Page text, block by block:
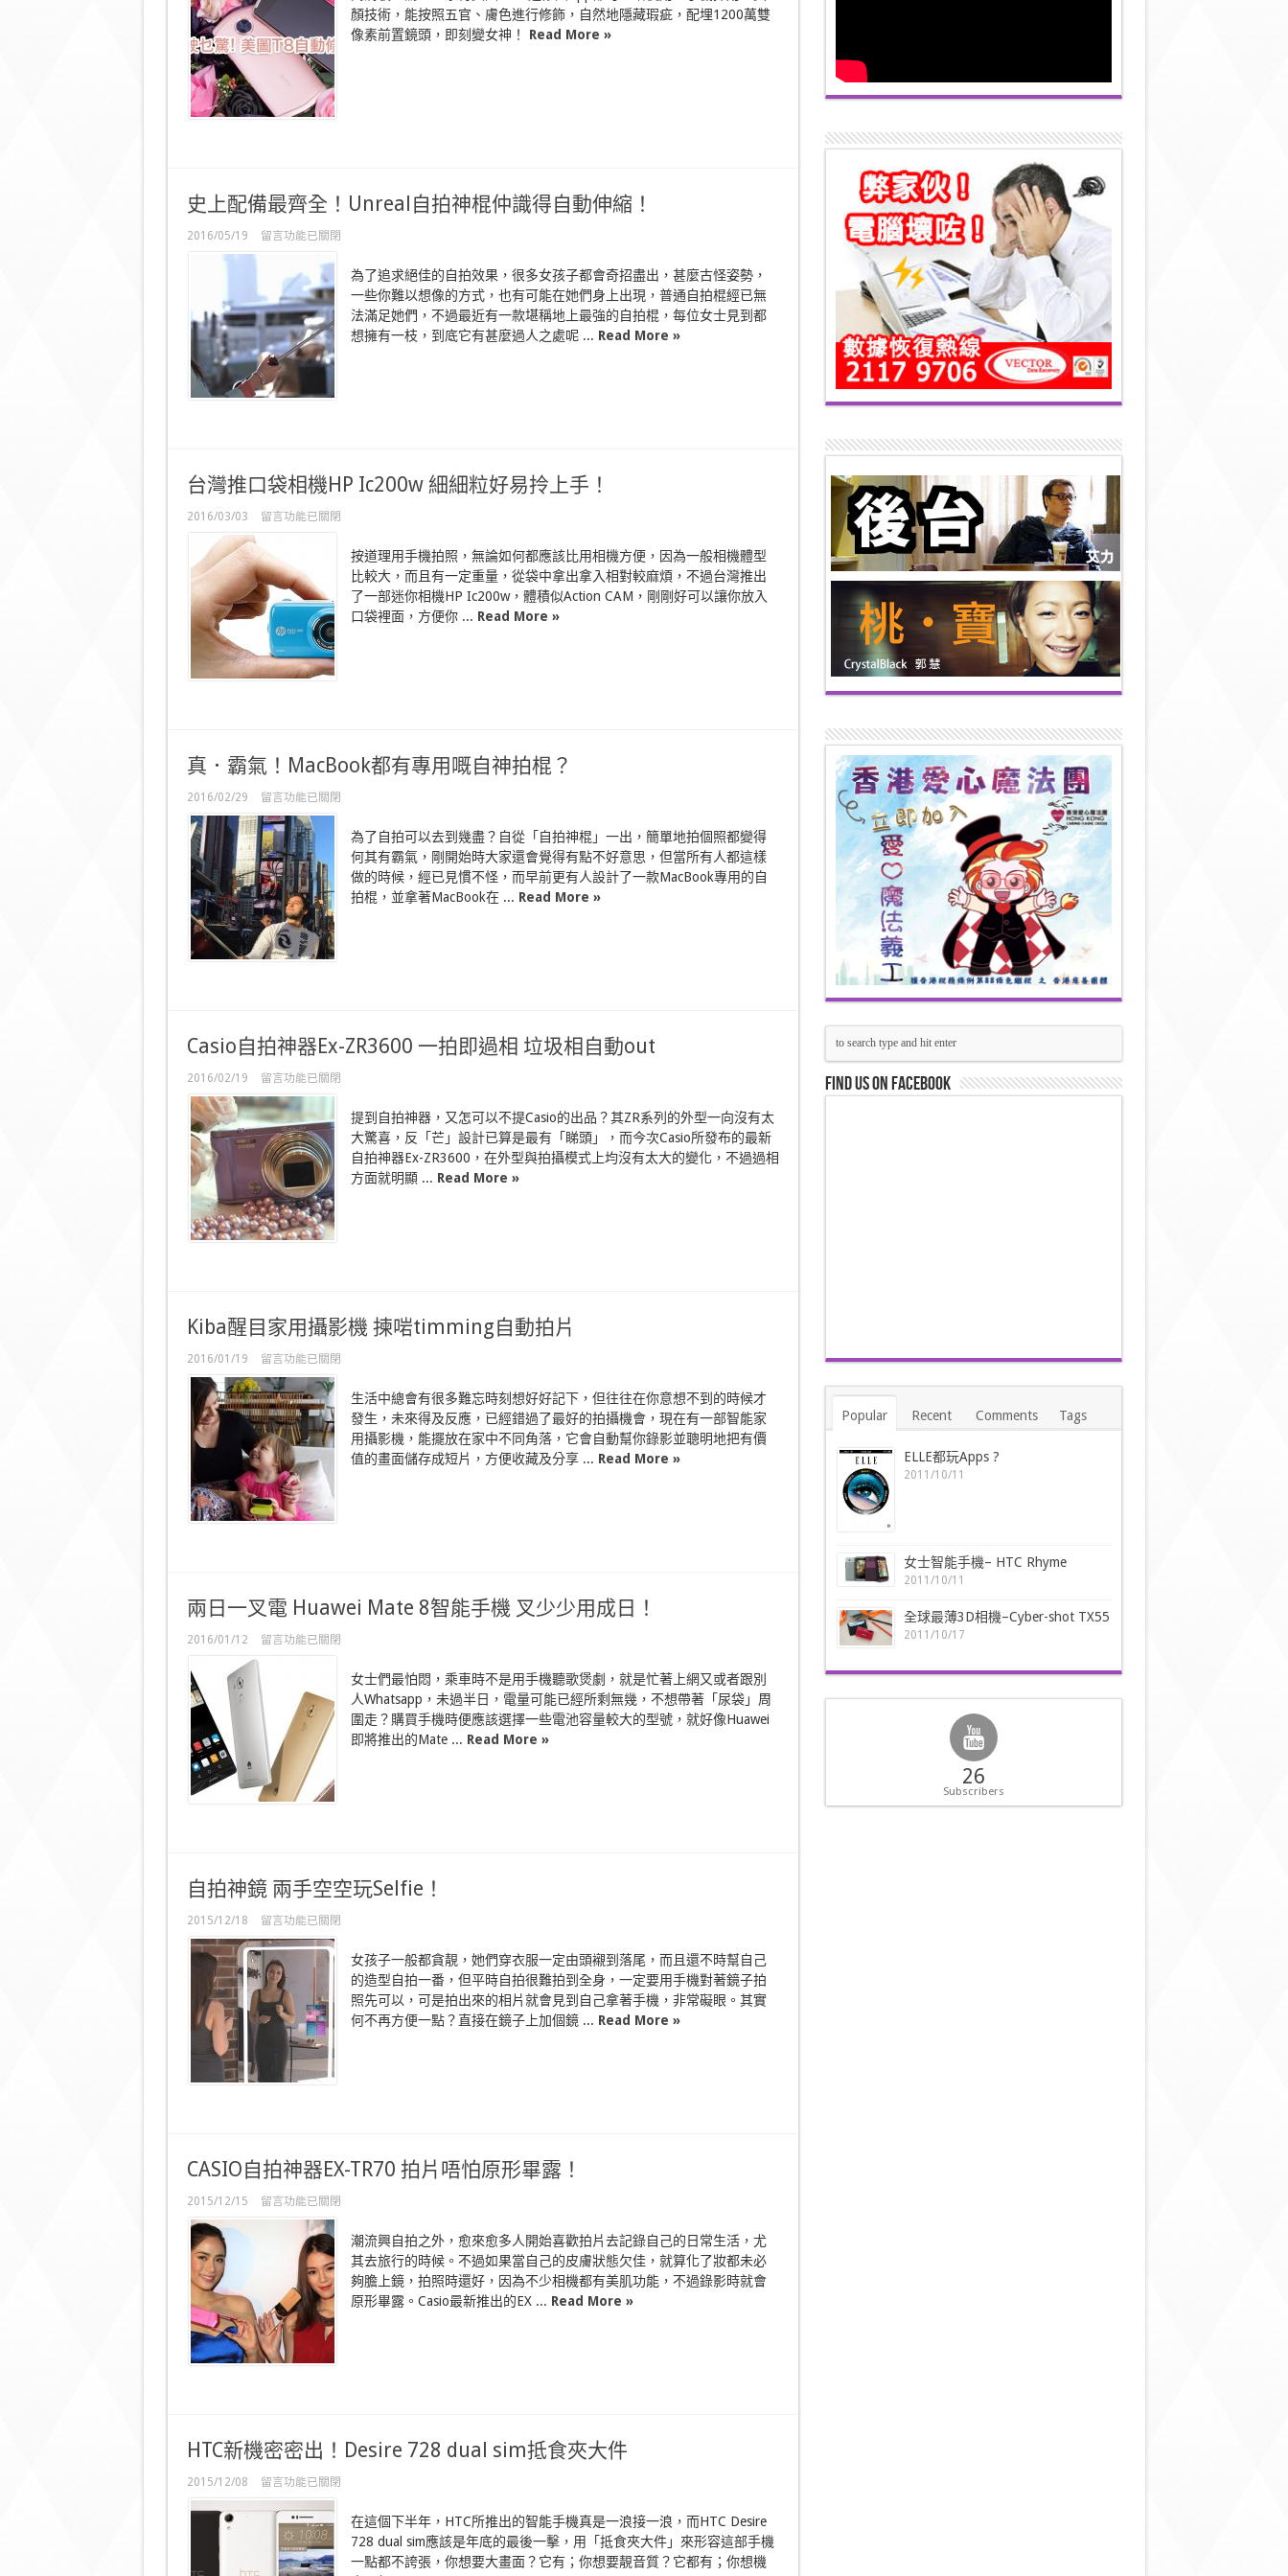
駛
乜
驚！
美
自
動
中
顏技術，能按照五官、膚色進行修飾，自然地隱藏瑕疵，配埋1200萬雙
像素前置鏡頭，即刻變女神！ Read More »
史上配備最齊全！Unreal自拍神棍仲識得自動伸縮！
2016/05/19
在
備
最
齊
全！
Unreal
自
拍
得
自
動
伸
中
留言功能已關閉
為了追求絕佳的自拍效果，很多女孩子都會奇招盡出，甚麼古怪姿勢，
一些你難以想像的方式，也有可能在她們身上出現，普通自拍棍經已無
法滿足她們，不過最近有一款堪稱地上最強的自拍棍，每位女士見到都
想擁有一枝，到底它有甚麼過人之處呢 ... Read More »
台灣推口袋相機HP Ic200w 細細粒好易拎上手！
2016/03/03
在
灣
推
口
袋
相
機
HP
Ic200w
細
拎
上
中
留言功能已關閉
按道理用手機拍照，無論如何都應該比用相機方便，因為一般相機體型
比較大，而且有一定重量，從袋中拿出拿入相對較麻煩，不過台灣推出
了一部迷你相機HP Ic200w，體積似Action CAM，剛剛好可以讓你放入
口袋裡面，方便你 ... Read More »
真．霸氣！MacBook都有專用嘅自神拍棍？
2016/02/29
在
〈真．
霸
氣！
MacBook
都
有
專
用
嘅
自
留言功能已關閉
為了自拍可以去到幾盡？自從「自拍神棍」一出，簡單地拍個照都變得
何其有霸氣，剛開始時大家還會覺得有點不好意思，但當所有人都這樣
做的時候，經已見慣不怪，而早前更有人設計了一款MacBook專用的自
拍棍，並拿著MacBook在 ... Read More »
Casio自拍神器Ex-ZR3600 一拍即過相 垃圾相自動out
2016/02/19
在
〈Casio
自
拍
神
器
Ex-
ZR3600
一
拍
即
相
自
out〉
中
留言功能已關閉
提到自拍神器，又怎可以不提Casio的出品？其ZR系列的外型一向沒有太
大驚喜，反「芒」設計已算是最有「睇頭」，而今次Casio所發布的最新
自拍神器Ex-ZR3600，在外型與拍攝模式上均沒有太大的變化，不過過相
方面就明顯 ... Read More »
Kiba醒目家用攝影機 揀啱timming自動拍片
2016/01/19
在
〈Kiba
醒
目
家
用
攝
影
機
揀
啱
片〉
中
留言功能已關閉
生活中總會有很多難忘時刻想好好記下，但往往在你意想不到的時候才
發生，未來得及反應，已經錯過了最好的拍攝機會，現在有一部智能家
用攝影機，能擺放在家中不同角落，它會自動幫你錄影並聰明地把有價
值的畫面儲存成短片，方便收藏及分享 ... Read More »
兩日一叉電 Huawei Mate 8智能手機 叉少少用成日！
2016/01/12
在
日
一
叉
電
Huawei
Mate
智
能
用
日！〉
中
留言功能已關閉
女士們最怕悶，乘車時不是用手機聽歌煲劇，就是忙著上網又或者跟別
人Whatsapp，未過半日，電量可能已經所剩無幾，不想帶著「尿袋」周
圍走？購買手機時便應該選擇一些電池容量較大的型號，就好像Huawei
即將推出的Mate ... Read More »
自拍神鏡 兩手空空玩Selfie！
2015/12/18
在
〈自
拍
神
鏡
兩
手
Selfie！〉
留言功能已關閉
女孩子一般都貪靚，她們穿衣服一定由頭襯到落尾，而且還不時幫自己
的造型自拍一番，但平時自拍很難拍到全身，一定要用手機對著鏡子拍
照先可以，可是拍出來的相片就會見到自己拿著手機，非常礙眼。其實
何不再方便一點？直接在鏡子上加個鏡 ... Read More »
CASIO自拍神器EX-TR70 拍片唔怕原形畢露！
2015/12/15
在
〈CASIO
TR70
拍
片
唔
露！〉
中
留言功能已關閉
潮流興自拍之外，愈來愈多人開始喜歡拍片去記錄自己的日常生活，尤
其去旅行的時候。不過如果當自己的皮膚狀態欠佳，就算化了妝都未必
夠膽上鏡，拍照時還好，因為不少相機都有美肌功能，不過錄影時就會
原形畢露。Casio最新推出的EX ... Read More »
HTC新機密密出！Desire 728 dual sim抵食夾大件
2015/12/08
在
〈HTC
留言功能已關閉
在這個下半年，HTC所推出的智能手機真是一浪接一浪，而HTC Desire
728 dual sim應該是年底的最後一擊，用「抵食夾大件」來形容這部手機
一點都不誇張，你想要大畫面？它有；你想要靚音質？它都有；你想機
Find us on Facebook
Popular Recent Comments Tags
ELLE都玩Apps ?
2011/10/11
女士智能手機– HTC Rhyme
2011/10/11
全球最薄3D相機–Cyber-shot TX55
2011/10/17
26
Subscribers